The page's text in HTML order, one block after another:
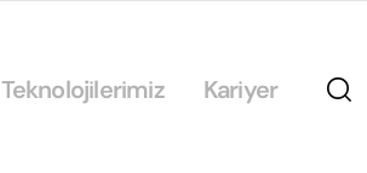
Teknolojilerimiz Kariyer